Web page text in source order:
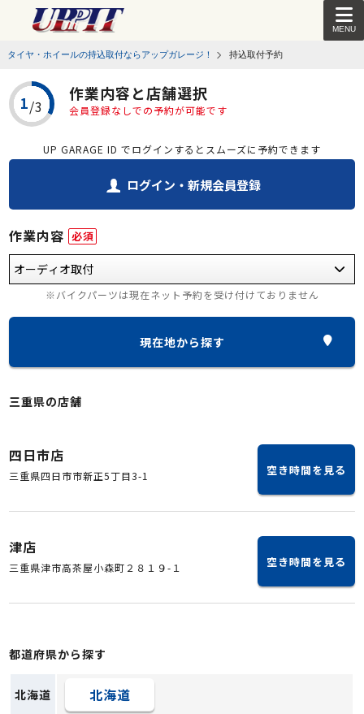
MENU
タイヤ・ホイールの持込取付ならアップガレージ！ 持込取付予約
作業内容と店舗選択
会員登録なしでの予約が可能です
UP GARAGE ID でログインするとスムーズに予約できます
ログイン・新規会員登録
作業内容 必須
※バイクパーツは現在ネット予約を受け付けておりません
現在地から探す
三重県の店舗
四日市店
三重県四日市市新正5丁目3-1 空き時間を見る
津店
三重県津市高茶屋小森町２８１９-１ 空き時間を見る
都道府県から探す
北海道 北海道